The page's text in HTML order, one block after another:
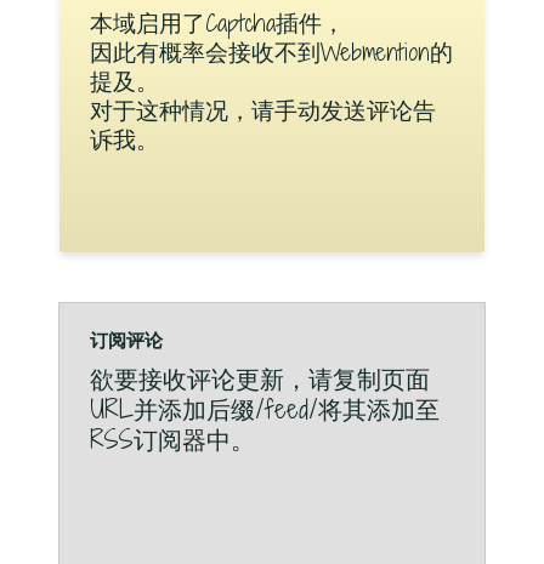
本域启用了Captcha插件，
因此有概率会接收不到Webmention的
提及。
对于这种情况，请手动发送评论告
诉我。
订阅评论
欲要接收评论更新，请复制页面
URL并添加后缀/feed/将其添加至
RSS订阅器中。